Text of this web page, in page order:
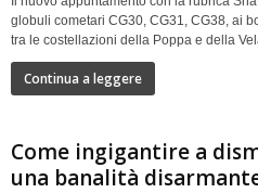
globuli cometari CG30, CG31, CG38, ai
tra le costellazioni della Poppa e della
Continua a leggere
Come ingigantire a
una banalità